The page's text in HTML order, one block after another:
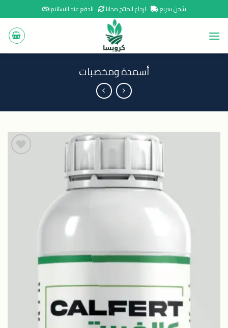
to
content
شحن سريع ارجاع المنتج مجانا الدفع عند الاستلام
أسمدة ومخصبات